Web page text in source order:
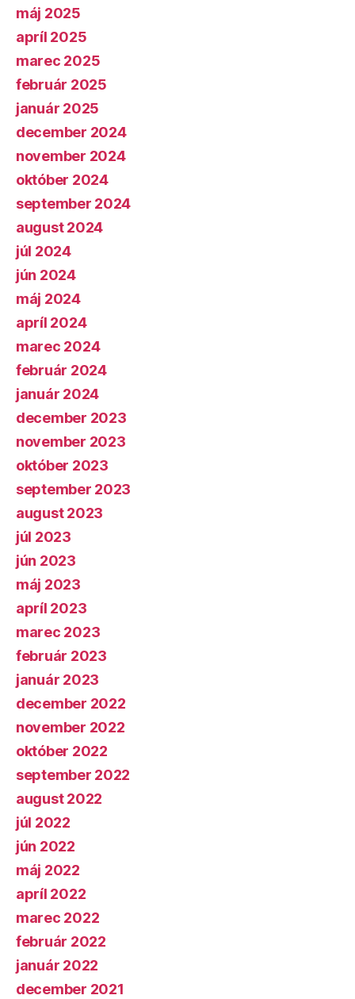
máj 2025
apríl 2025
marec 2025
február 2025
január 2025
december 2024
november 2024
október 2024
september 2024
august 2024
júl 2024
jún 2024
máj 2024
apríl 2024
marec 2024
február 2024
január 2024
december 2023
november 2023
október 2023
september 2023
august 2023
júl 2023
jún 2023
máj 2023
apríl 2023
marec 2023
február 2023
január 2023
december 2022
november 2022
október 2022
september 2022
august 2022
júl 2022
jún 2022
máj 2022
apríl 2022
marec 2022
február 2022
január 2022
december 2021